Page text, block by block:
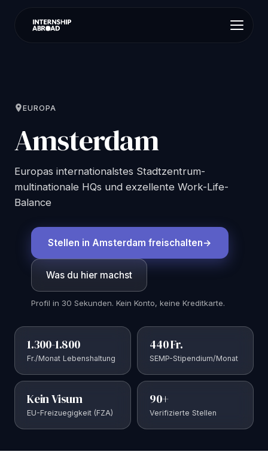
EUROPA
Amsterdam
Europas internationalstes Stadtzentrum-
multinationale HQs und exzellente Work-Life-
Balance
Stellen in Amsterdam freischalten
Was du hier machst
Profil in 30 Sekunden. Kein Konto, keine Kreditkarte.
1.300-1.800
Fr./Monat Lebenshaltung
440 Fr.
SEMP-Stipendium/Monat
Kein Visum
EU-Freizuegigkeit (FZA)
90+
Verifizierte Stellen